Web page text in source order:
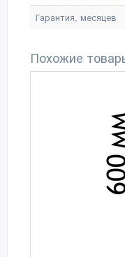
Гарантия, месяцев
Похожие